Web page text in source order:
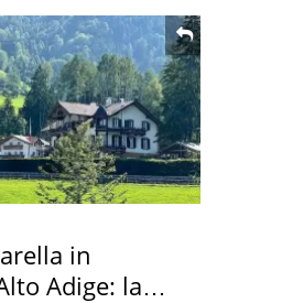
in
Adige: la